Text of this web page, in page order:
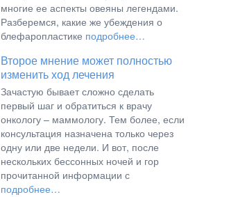
многие ее аспекты овеяны легендами.
Разберемся, какие же убеждения о
блефаропластике подробнее…
Второе мнение может полностью
изменить ход лечения
Зачастую бывает сложно сделать
первый шаг и обратиться к врачу
онкологу – маммологу. Тем более, если
консультация назначена только через
одну или две недели. И вот, после
нескольких бессонных ночей и гор
прочитанной информации с
подробнее…